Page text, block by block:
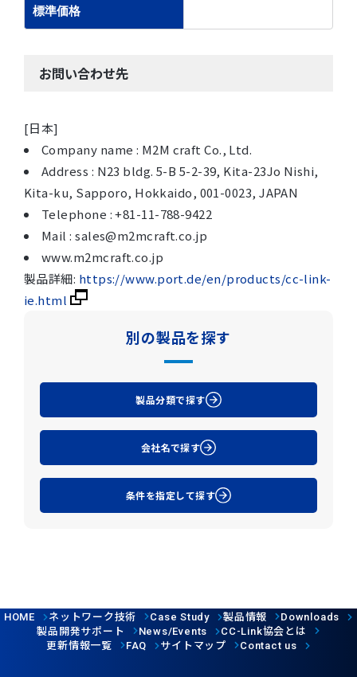
標準価格
お問い合わせ先
[日本]
Company name : M2M craft Co., Ltd.
Address : N23 bldg. 5-B 5-2-39, Kita-23Jo Nishi,
Kita-ku, Sapporo, Hokkaido, 001-0023, JAPAN
Telephone : +81-11-788-9422
Mail : sales@m2mcraft.co.jp
www.m2mcraft.co.jp
製品詳細: https://www.port.de/en/products/cc-link-
ie.html
別の製品を探す
製品分類で探す
会社名で探す
条件を指定して探す
HOME ネットワーク技術 Case Study 製品情報 Downloads
製品開発サポート News/Events CC-Link協会とは
更新情報一覧
FAQ サイトマップ Contact us